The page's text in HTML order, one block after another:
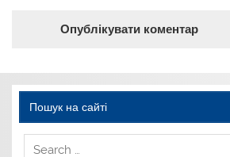
Пошук на сайті